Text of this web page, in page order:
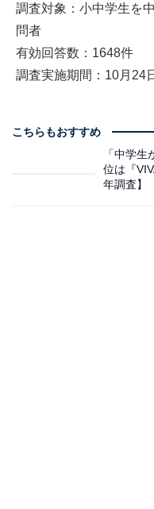
調査対象：小中学生を
問者
有効回答数：1648件
調査実施期間：10月24
こちらもおすすめ
「中学
位は『
年調査】